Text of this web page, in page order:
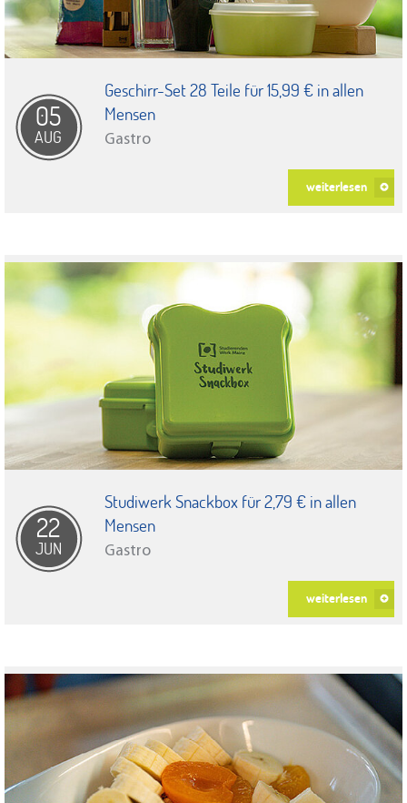
05
AUG
Geschirr-Set 28 Teile für 15,99 € in allen
Mensen
Gastro
weiterlesen
22
JUN
Studiwerk Snackbox für 2,79 € in allen
Mensen
Gastro
weiterlesen